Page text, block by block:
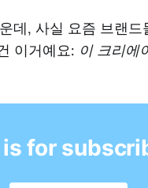
데, 사실 요즘 브랜
이거예요: 이 크리에
for